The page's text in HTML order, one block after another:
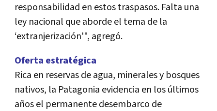
responsabilidad en estos traspasos. Falta una
ley nacional que aborde el tema de la
‘extranjerización'", agregó.
Oferta estratégica
Rica en reservas de agua, minerales y bosques
nativos, la Patagonia evidencia en los últimos
años el permanente desembarco de